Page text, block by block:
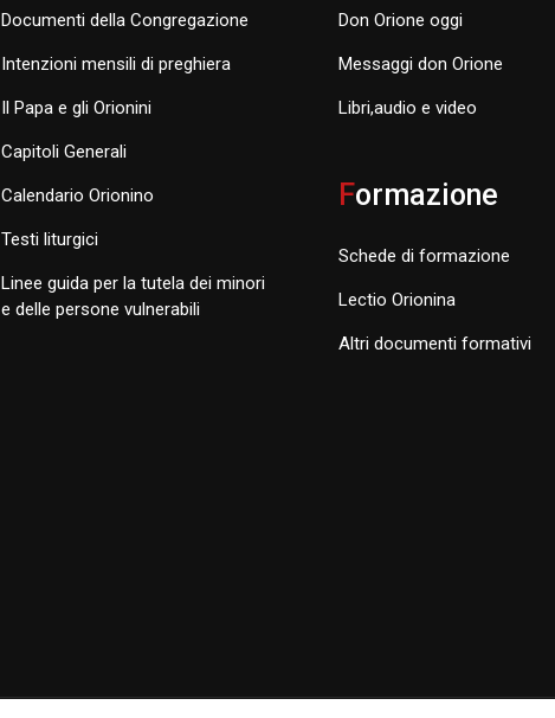
Documenti della Congregazione
Intenzioni mensili di preghiera
Il Papa e gli Orionini
Capitoli Generali
Calendario Orionino
Testi liturgici
Linee guida per la tutela dei minori
e delle persone vulnerabili
Don Orione oggi
Messaggi don Orione
Libri,audio e video
Formazione
Schede di formazione
Lectio Orionina
Altri documenti formativi